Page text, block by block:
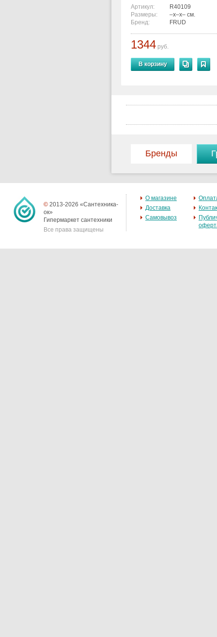
Артикул:
R40109
Размеры:
–x–x– см.
Бренд:
FRUD
1344 руб.
В корзину
Бренды
© 2013-2026 «Сантехника-
ок»
Гипермаркет сантехники
Все права защищены
О магазине
Доставка
Самовывоз